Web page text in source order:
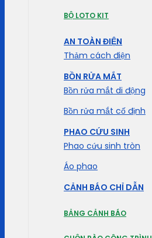
BỘ LOTO KIT
AN TOÀN ĐIỆN
Thảm cách điện
BỒN RỬA MẮT
Bồn rửa mắt di động
Bồn rửa mắt cố định
PHAO CỨU SINH
Phao cứu sinh tròn
Áo phao
CẢNH BÁO CHỈ DẪN
BẢNG CẢNH BÁO